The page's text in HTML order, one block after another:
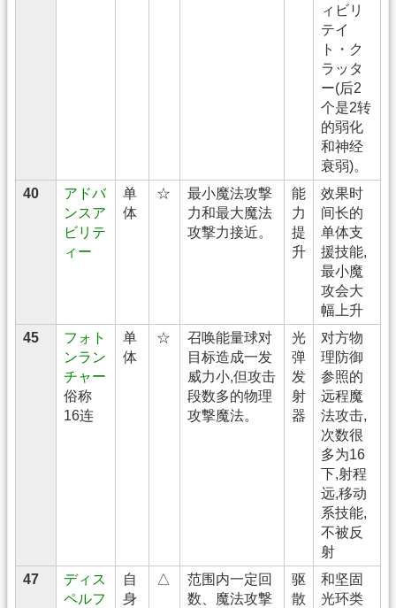
ィビリ
テイ
ト・ク
ラッタ
ー(后2
个是2转
的弱化
和神经
衰弱)。
40
アドバ
ンスア
ビリテ
ィー
单
体
☆
最小魔法攻撃
力和最大魔法
攻撃力接近。
能
力
提
升
效果时
间长的
单体支
援技能,
最小魔
攻会大
幅上升
45
フォト
ンラン
チャー
俗称
16连
单
体
☆
召唤能量球对
目标造成一发
威力小,但攻击
段数多的物理
攻撃魔法。
光
弹
发
射
器
对方物
理防御
参照的
远程魔
法攻击,
次数很
多为16
下,射程
远,移动
系技能,
不被反
射
47
ディス
ペルフ
自
身
△
范围内一定回
数、魔法攻撃
驱
散
和坚固
光环类